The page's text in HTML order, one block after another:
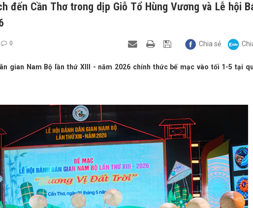
đến Cần Thơ trong dịp Giỗ Tổ Hùng Vương và Lễ hội
0 Chia sẻ
gian Nam Bộ lần thứ XIII - năm 2026 chính thức bế mạc vào tối 1-5 tại